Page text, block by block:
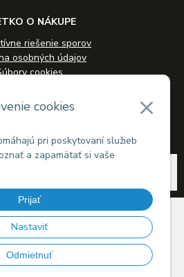
cookies
pri poskytovaní služieb
a zapamätať si vaše
Prijať
Nastaviť
Odmietnuť
O NÁKUPE
riešenie sporov
osobných údajov
cookies
spolupráca